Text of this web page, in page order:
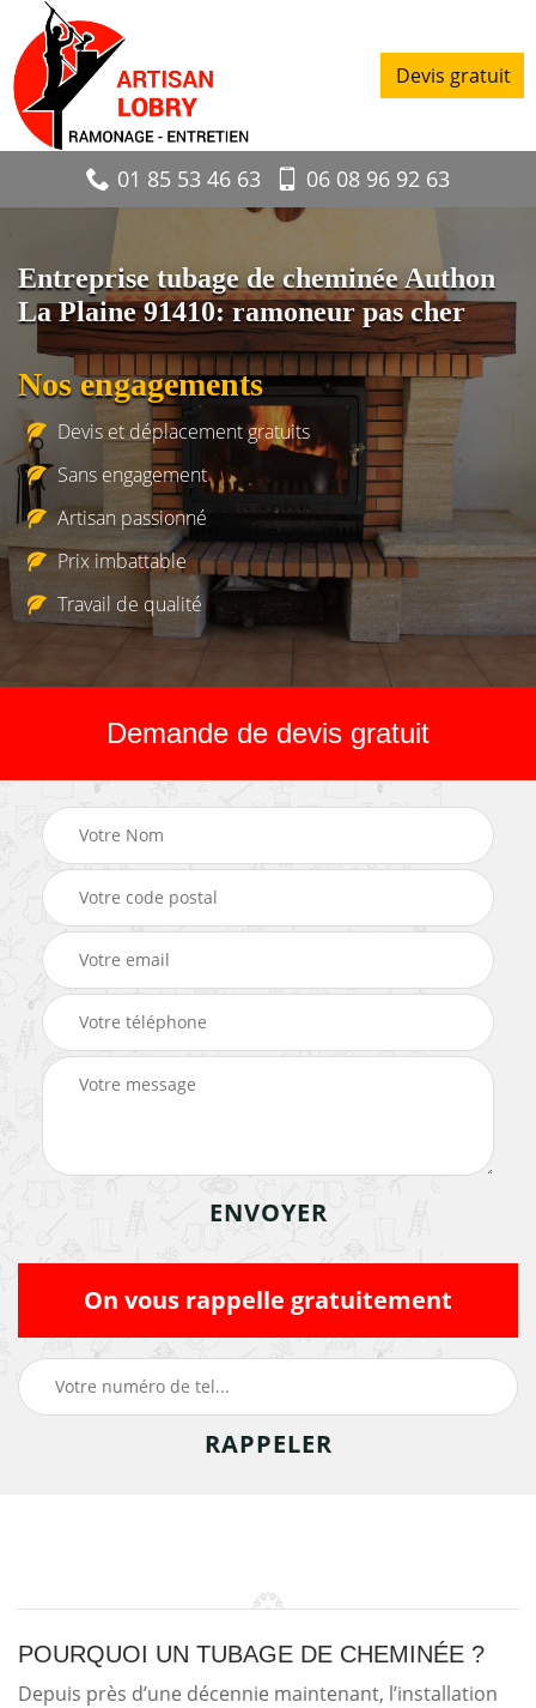
Devis gratuit
01 85 53 46 63 06 08 96 92 63
Entreprise tubage de cheminée Authon
La Plaine 91410: ramoneur pas cher
Nos engagements
Devis et déplacement gratuits
Sans engagement
Artisan passionné
Prix imbattable
Travail de qualité
Demande de devis gratuit
On vous rappelle gratuitement
POURQUOI UN TUBAGE DE CHEMINÉE ?
Depuis près d’une décennie maintenant, l’installation